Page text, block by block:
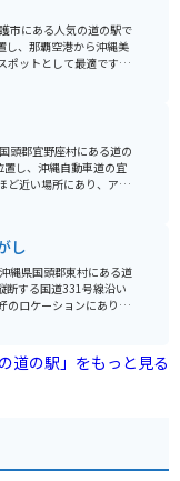
市にある人気の道の駅で
し、那覇空港から沖縄美
ポットとして最適です。
揃う農産物直売所は、
地グルメが味わえる飲
心です。ツーリングの休
島北部を巡る際の拠点
頭郡宜野座村にある道の
し、沖縄自動車道の宜
ど近い場所にあり、アク
ができます。また、道
的広場などのスポーツ施
す。 ツーリング
、沖縄の自然を感じな
んでみてはいかがでし
としても知られていま
し
縄県国頭郡東村にある道
断する国道331号線沿い
のロケーションにありま
一望できる展望台から
ことができます。 バイ
地域として知られてい
も、新鮮なパイナップ
工品を購入することがで
の道の駅」をもっと見る